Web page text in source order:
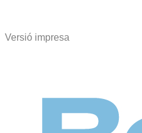
Versió impresa